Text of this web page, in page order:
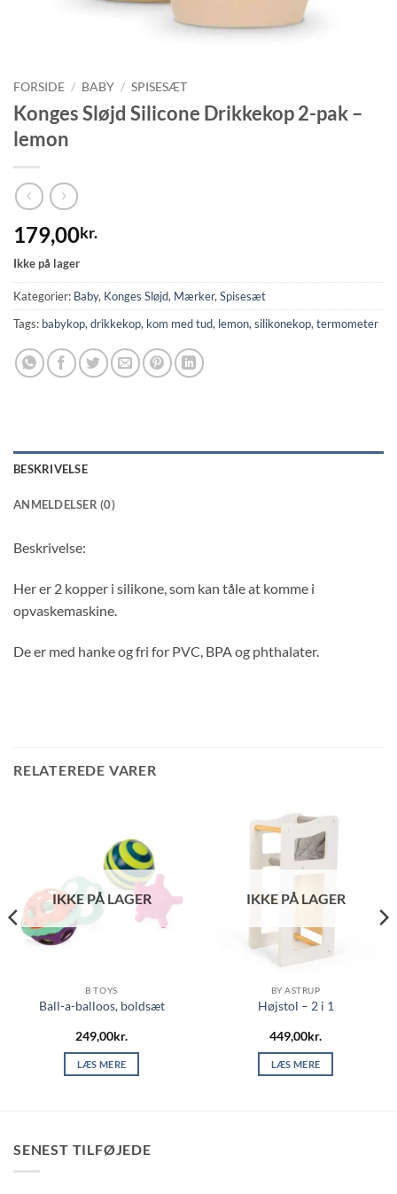
FORSIDE / BABY / SPISESÆT
Konges Sløjd Silicone Drikkekop 2-pak –
lemon
179,00kr.
Ikke på lager
Kategorier: Baby, Konges Sløjd, Mærker,Spisesæt
Tags: babykop,drikkekop, kom med tud, lemon,silikonekop,termometer
BESKRIVELSE
ANMELDELSER (0)
Beskrivelse:
Her er 2 kopper i silikone, som kan tåle at komme i
opvaskemaskine.
De er med hanke og fri for PVC, BPA og phthalater.
RELATEREDE VARER
IKKE PÅ LAGER
B TOYS
Ball-a-balloos, boldsæt
249,00kr.
LÆS MERE
IKKE PÅ LAGER
BY ASTRUP
Højstol – 2 i 1
449,00kr.
LÆS MERE
SENEST TILFØJEDE